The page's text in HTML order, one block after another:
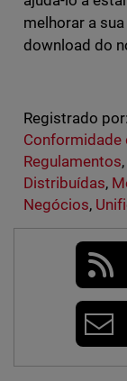
melhorar a
download do
Registrado por:
Conformidade
Regulamentos,
Distribuídas,
Negócios,